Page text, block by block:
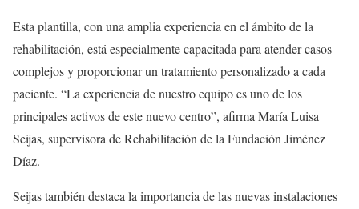
Esta plantilla, con una amplia experiencia en el ámbito de la
rehabilitación, está especialmente capacitada para atender casos
complejos y proporcionar un tratamiento personalizado a cada
paciente. “La experiencia de nuestro equipo es uno de los
principales activos de este nuevo centro”, afirma María Luisa
Seijas, supervisora de Rehabilitación de la Fundación Jiménez
Díaz.
Seijas también destaca la importancia de las nuevas instalaciones